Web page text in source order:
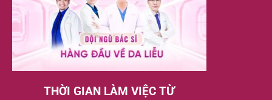
THỜI GIAN LÀM VIỆC TỪ